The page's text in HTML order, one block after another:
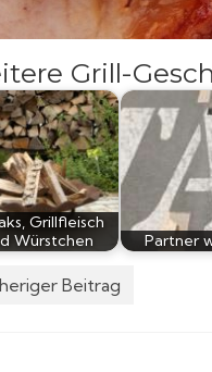
Grill-
Grillfleisch
Würstchen
Partner
Beitrag